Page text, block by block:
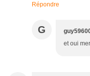
Répondre
G
et oui